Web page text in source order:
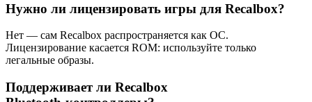
Нужно ли лицензировать игры для Recalbox?
Нет — сам Recalbox распространяется как ОС.
Лицензирование касается ROM: используйте только
легальные образы.
Поддерживает ли Recalbox